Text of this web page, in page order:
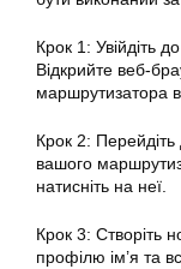
Крок 1: Увійдіть
Відкрийте веб-
маршрутизатора
Крок 2: Перейдіть
вашого
натисніть на неї.
Крок 3: Створіть
профілю ім’я та